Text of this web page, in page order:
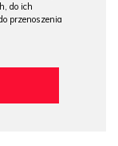
do ich
przenoszenia